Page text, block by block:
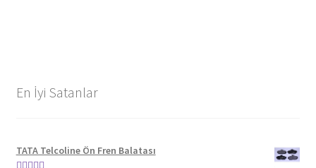
En İyi Satanlar
TATA Telcoline Ön Fren Balatası